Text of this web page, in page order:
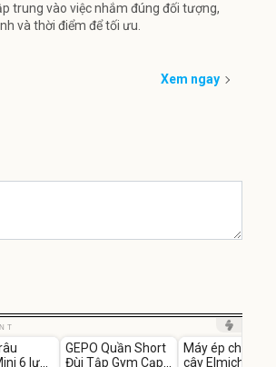
trung vào việc nhắm đúng đối tượng,
và thời điểm để tối ưu.
Xem ngay
6 lưỡi
-53%
GEPO Quần Short
Đùi Tập Gym Cạp
-28%
Unmute
Máy ép chậm trái
cây Elmich JEE